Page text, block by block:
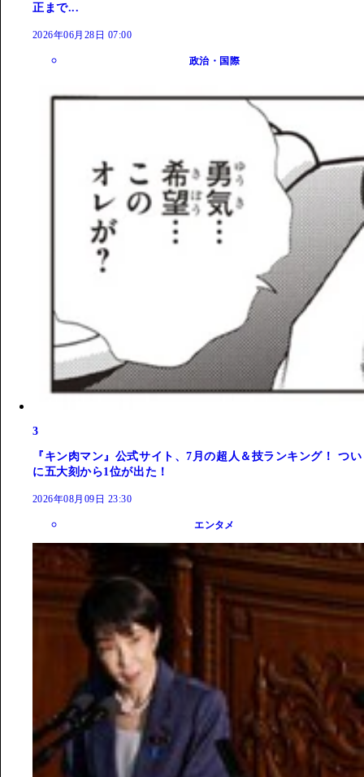
正まで...
2026年06月28日 07:00
政治・国際
3
『キン肉マン』公式サイト、7月の超人＆技ランキング！ つい
に五大刻から1位が出た！
2026年08月09日 23:30
エンタメ